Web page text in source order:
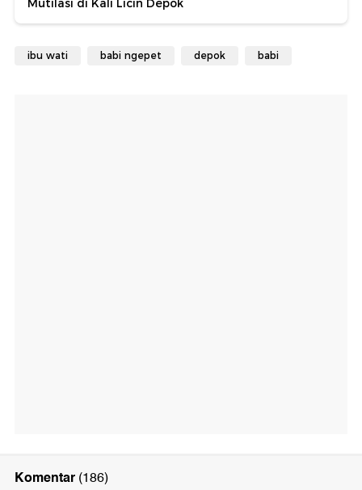
Mutilasi di Kali Licin Depok
ibu wati babi ngepet depok babi